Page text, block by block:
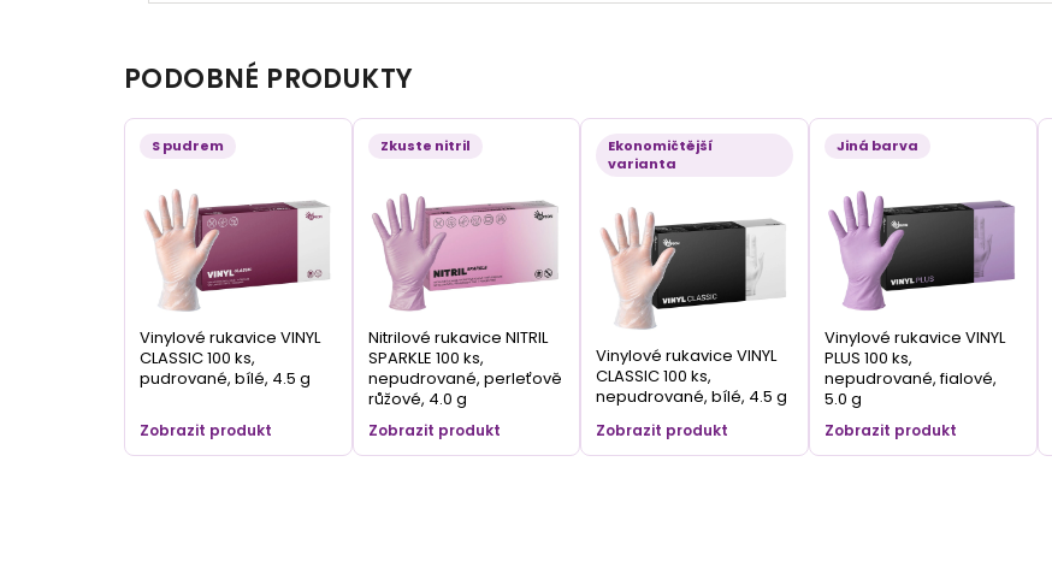
PODOBNÉ PRODUKTY
S pudrem
Vinylové rukavice VINYL
CLASSIC 100 ks,
pudrované, bílé, 4.5 g
Zobrazit produkt
Zkuste nitril
Nitrilové rukavice NITRIL
SPARKLE 100 ks,
nepudrované, perleťově
růžové, 4.0 g
Zobrazit produkt
Ekonomičtější
varianta
Vinylové rukavice VINYL
CLASSIC 100 ks,
nepudrované, bílé, 4.5 g
Zobrazit produkt
Jiná barva
Vinylové rukavice VINYL
PLUS 100 ks,
nepudrované, fialové,
5.0 g
Zobrazit produkt